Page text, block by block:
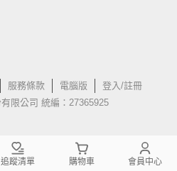
服務條款 電腦版
登入/註冊
限公司 統編：27365925
追蹤清單 購物車 會員中心